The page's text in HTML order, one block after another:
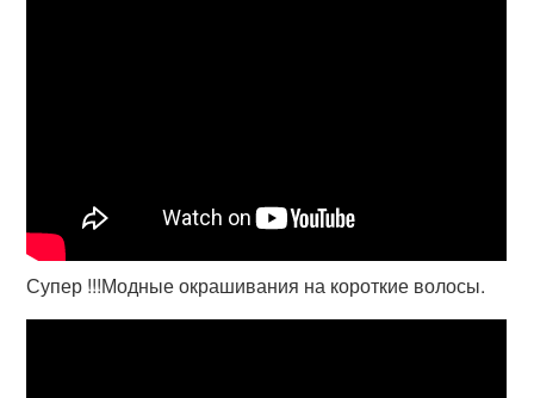
Супер !!!Модные окрашивания на короткие волосы.